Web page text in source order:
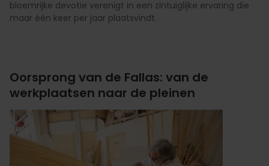
bloemrijke devotie verenigt in een zintuiglijke ervaring die
maar één keer per jaar plaatsvindt.
Oorsprong van de Fallas: van de
werkplaatsen naar de pleinen